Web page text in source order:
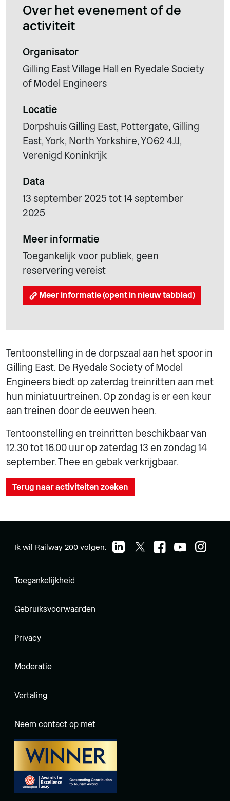
Over het evenement of de
activiteit
Organisator
Gilling East Village Hall en Ryedale Society
of Model Engineers
Locatie
Dorpshuis Gilling East, Pottergate, Gilling
East, York, North Yorkshire, YO62 4JJ,
Verenigd Koninkrijk
Data
13 september 2025 tot 14 september
2025
Meer informatie
Toegankelijk voor publiek, geen
reservering vereist
Meer informatie (opent in nieuw tabblad)
Tentoonstelling in de dorpszaal aan het spoor in
Gilling East. De Ryedale Society of Model
Engineers biedt op zaterdag treinritten aan met
hun miniatuurtreinen. Op zondag is er een keur
aan treinen door de eeuwen heen.
Tentoonstelling en treinritten beschikbaar van
12.30 tot 16.00 uur op zaterdag 13 en zondag 14
september. Thee en gebak verkrijgbaar.
Terug naar activiteiten zoeken
Ik wil Railway 200 volgen:
Toegankelijkheid
Gebruiksvoorwaarden
Privacy
Moderatie
Vertaling
Neem contact op met